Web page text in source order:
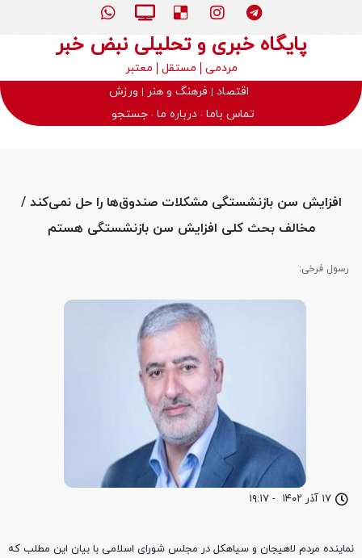
پایگاه خبری و تحلیلی نبض خبر
مردمی مستقل
معتبر
اقتصاد
فرهنگ و هنر
ورزش
تماس باما درباره ما جستجو
۱۷ آذر ۱۴۰۲ - ۱۹:۱۷
افزایش سن بازنشستگی مشکلات صندوق‌ها را حل نمی‌کند /
مخالف بحث کلی افزایش سن بازنشستگی هستم
رسول فرخی:
نماینده مردم لاهیجان و سیاهکل در مجلس شورای اسلامی با بیان این مطلب که